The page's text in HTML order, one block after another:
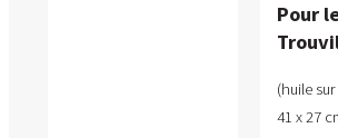
Pour
(huile
41 x 27